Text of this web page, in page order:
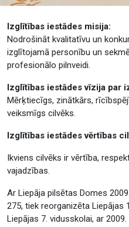
Izglītības iestādes misija:
Nodrošināt kvalitatīvu un
izglītojamā personību un
profesionālo pilnveidi.
Izglītības iestādes vīzija par
Mērķtiecīgs, zinātkārs,
veiksmīgs cilvēks.
Izglītības iestādes vērtības
Ikviens cilvēks ir vērtība,
vajadzības.
Ar Liepāja pilsētas Domes
275, tiek reorganizēta Liepājas
Liepājas 7. vidusskolai, ar